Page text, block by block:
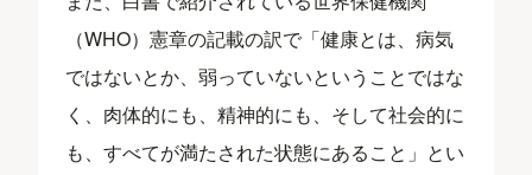
（WHO）憲章の記載の訳で「健康とは、病気
ではないとか、弱っていないということではな
く、肉体的にも、精神的にも、そして社会的に
も、すべてが満たされた状態にあること」とい